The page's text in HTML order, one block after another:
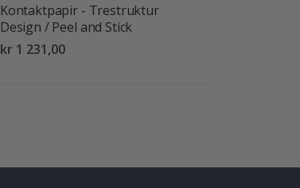
Kontaktpapir - Trestruktur
Design / Peel and Stick
kr 1 231,00